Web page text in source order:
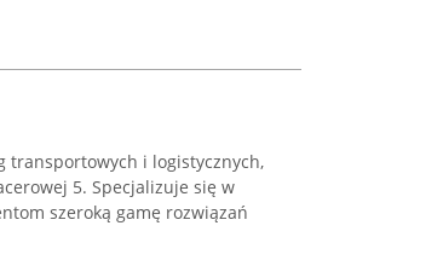
transportowych i logistycznych,
5. Specjalizuje się w
szeroką gamę rozwiązań